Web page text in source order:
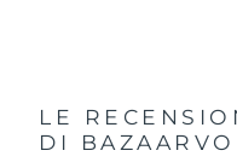
LE
DI